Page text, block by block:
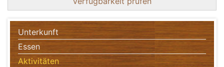
Unterkunft
Essen
Aktivitäten